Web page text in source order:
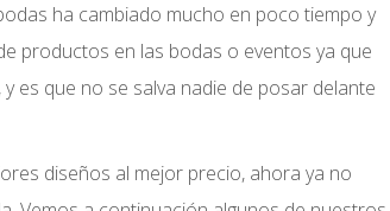
ha cambiado mucho en poco tiempo y
productos en las bodas o eventos ya que
es que no se salva nadie de posar delante
diseños al mejor precio, ahora ya no